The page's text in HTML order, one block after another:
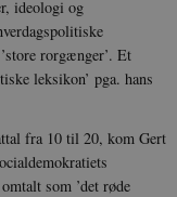
ideologi og
rorgænger’. Et
leksikon’ pga. hans
fra 10 til 20, kom Gert
som ’det røde